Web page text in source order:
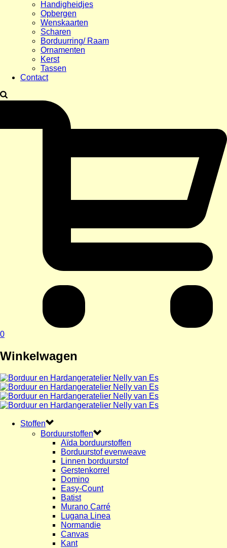
Handigheidjes
Opbergen
Wenskaarten
Scharen
Borduurring/ Raam
Ornamenten
Kerst
Tassen
Contact
0
Winkelwagen
Stoffen
Borduurstoffen
Aïda borduurstoffen
Borduurstof evenweave
Linnen borduurstof
Gerstenkorrel
Domino
Easy-Count
Batist
Murano Carré
Lugana Linea
Normandie
Canvas
Kant